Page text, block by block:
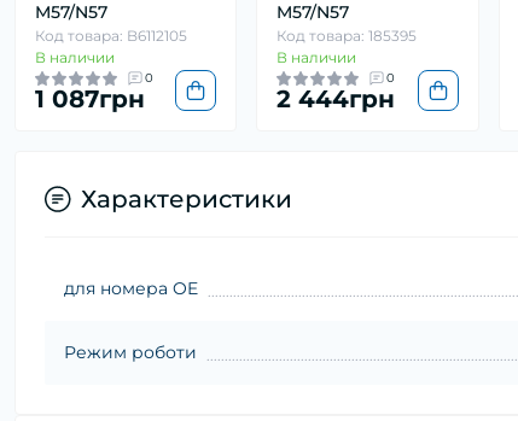
M57/N57
Код товара: B6112105
В наличии
0
1 087грн
M57/N57
Код товара: 185395
В наличии
0
2 444грн
Характеристики
для номера OE
Режим роботи